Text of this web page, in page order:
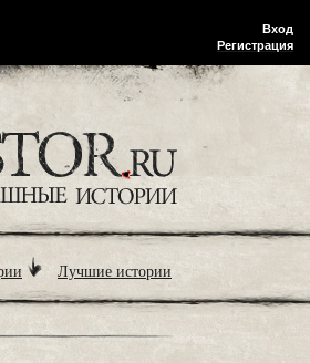
Вход
Регистрация
Лучшие истории